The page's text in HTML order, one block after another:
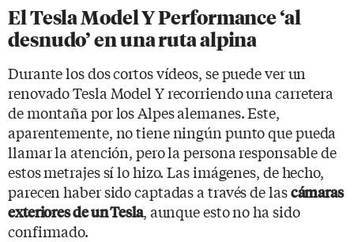
El Tesla Model Y Performance ‘al
desnudo’ en una ruta alpina
Durante los dos cortos vídeos, se puede ver un
renovado Tesla Model Y recorriendo una carretera
de montaña por los Alpes alemanes. Este,
aparentemente, no tiene ningún punto que pueda
llamar la atención, pero la persona responsable de
estos metrajes sí lo hizo. Las imágenes, de hecho,
parecen haber sido captadas a través de lascámaras
exteriores de un Tesla, aunque esto no ha sido
confirmado.